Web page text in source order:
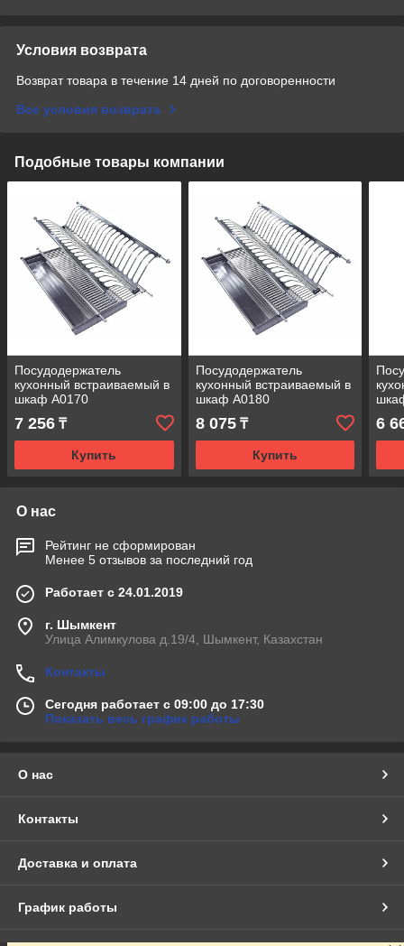
Условия возврата
Возврат товара в течение 14 дней по договоренности
Все условия возврата
Подобные товары компании
Посудодержатель
кухонный встраиваемый в
шкаф А0170
7 256 ₸
Купить
Посудодержатель
кухонный встраиваемый в
шкаф А0180
8 075₸
Купить
6
О нас
Рейтинг не сформирован
Менее 5 отзывов за последний год
Работает с 24.01.2019
г. Шымкент
Улица Алимкулова д.19/4, Шымкент, Казахстан
Контакты
Сегодня работает с 09:00 до 17:30
Показать весь график работы
О нас
Контакты
Доставка и оплата
График работы